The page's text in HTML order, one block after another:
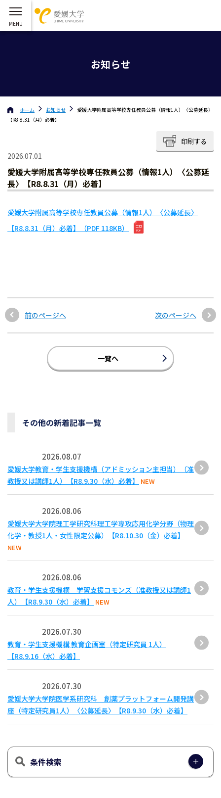
お知らせ
ホーム お知らせ
愛媛大学附属高等学校専任教員公募（情報1人）〈公募延長〉
【R8.8.31（月）必着】
印刷する
2026.07.01
愛媛大学附属高等学校専任教員公募（情報1人）〈公募延
長〉【R8.8.31（月）必着】
愛媛大学附属高等学校専任教員公募（情報1人）〈公募延長〉
【R8.8.31（月）必着】（PDF 118KB）
前のページへ 次のページへ
一覧へ
その他の新着記事一覧
2026.08.07
愛媛大学教育・学生支援機構（アドミッション主担当）（准
教授又は講師1人）【R8.9.30（水）必着】
NEW
2026.08.06
愛媛大学大学院理工学研究科理工学専攻応用化学分野（物理
化学・教授1人・女性限定公募）【R8.10.30（金）必着】
NEW
2026.08.06
教育・学生支援機構 学習支援コモンズ（准教授又は講師1
人）【R8.9.30（水）必着】
NEW
2026.07.30
教育・学生支援機構 教育企画室（特定研究員 1人）
【R8.9.16（水）必着】
2026.07.30
愛媛大学大学院医学系研究科 創薬プラットフォーム開発講
座（特定研究員1人）〈公募延長〉【R8.9.30（水）必着】
条件検索